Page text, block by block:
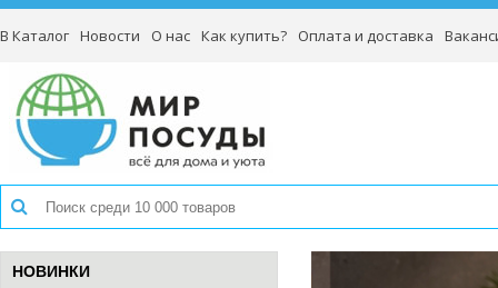
В Каталог Новости О нас Как купить? Оплата и доставка
НОВИНКИ